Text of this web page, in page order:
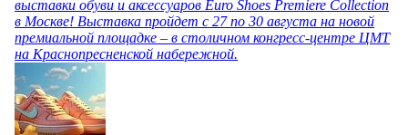
выставки обуви и аксессуаров Euro Shoes Premiere Collection
в Москве! Выставка пройдет с 27 по 30 августа на новой
премиальной площадке – в столичном конгресс-центре ЦМТ
на Краснопресненской набережной.